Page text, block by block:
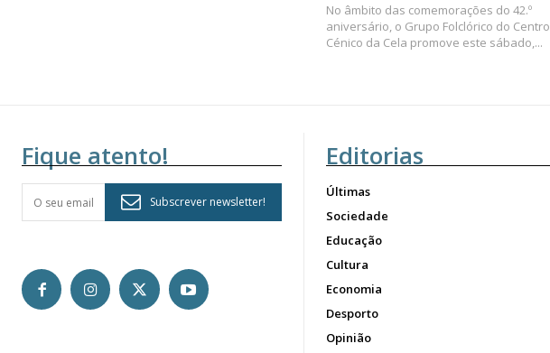
No âmbito das comemorações do 42.º
aniversário, o Grupo Folclórico do Centro
Cénico da Cela promove este sábado,...
Fique atento!
Subscrever newsletter!
Editorias
Últimas
Sociedade
Educação
Cultura
Economia
Desporto
Opinião